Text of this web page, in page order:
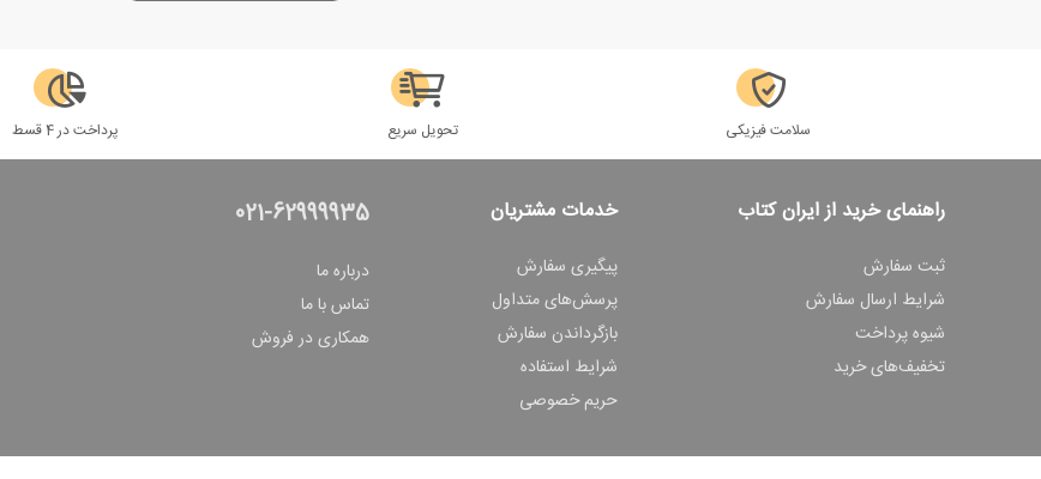
سلامت فیزیکی تحویل سریع پرداخت در 4 قسط
راهنمای خرید از ایران کتاب
ثبت سفارش
شرایط ارسال سفارش
شیوه پرداخت
تخفیف‌های خرید
خدمات مشتریان
پیگیری سفارش
پرسش‌های متداول
بازگرداندن سفارش
شرایط استفاده
حریم خصوصی
021-62999935
درباره ما
تماس با ما
همکاری در فروش